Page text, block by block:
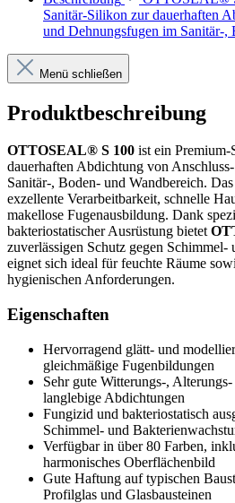
Sanitär-Silikon zur dauerhaften
und Dehnungsfugen im Sanitär-
Menü schließen
Produktbeschreibung
OTTOSEAL® S 100 ist ein
dauerhaften Abdichtung von
Sanitär-, Boden- und Wandbereich.
exzellente Verarbeitbarkeit, schnelle
makellose Fugenausbildung. Dank
bakteriostatischer Ausrüstung bietet
zuverlässigen Schutz gegen
eignet sich ideal für feuchte Räume
hygienischen Anforderungen.
Eigenschaften
Hervorragend glätt- und
gleichmäßige Fugenbildungen
Sehr gute Witterungs-,
langlebige Abdichtungen
Fungizid und bakteriostatisch
Schimmel- und
Verfügbar in über 80 Farben,
harmonisches Oberflächenbild
Gute Haftung auf typischen
Profilglas und Glasbausteinen